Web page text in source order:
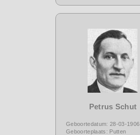
Petrus Schut
Geboortedatum: 28-03-1906
Geboorteplaats: Putten